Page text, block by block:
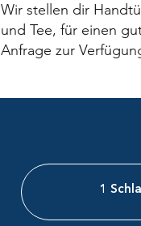
Wir stellen dir
und Tee, für einen
Anfrage zur
1